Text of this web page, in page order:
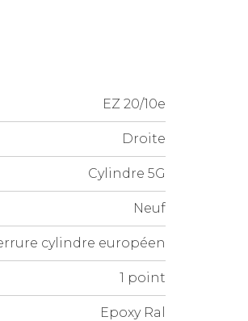
EZ 20/10e
Droite
Cylindre 5G
Neuf
cylindre européen
1 point
Epoxy Ral